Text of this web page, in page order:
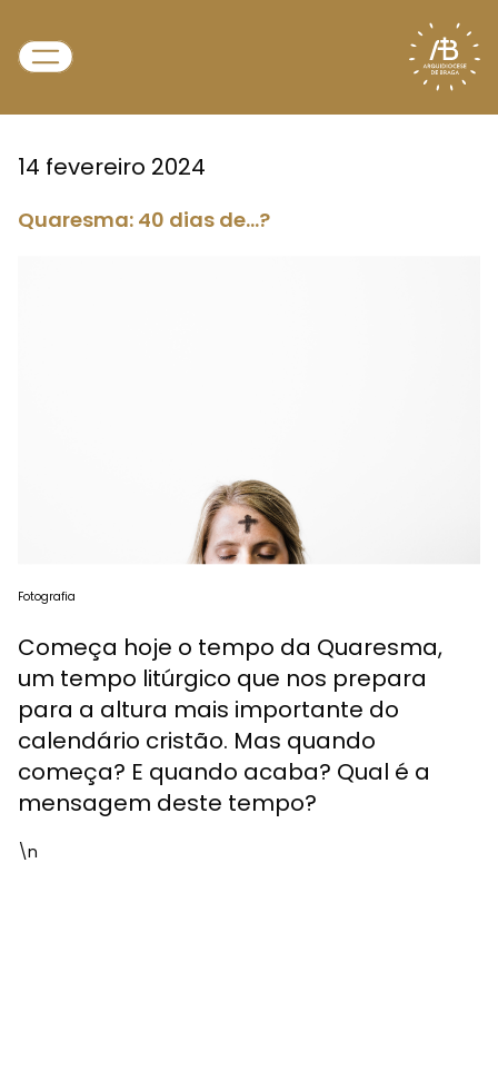
14 fevereiro 2024
Quaresma: 40 dias de...?
Fotografia
Começa hoje o tempo da Quaresma,
um tempo litúrgico que nos prepara
para a altura mais importante do
calendário cristão. Mas quando
começa? E quando acaba? Qual é a
mensagem deste tempo?
\n